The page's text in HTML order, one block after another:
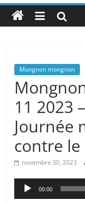
Mongnon mongnon
11 2023
Journée
contre le
novembre 30, 2023
Lecteur
audio
00:00